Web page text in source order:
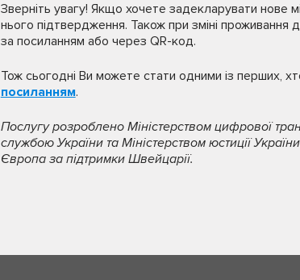
Зверніть увагу! Якщо хочете задекларувати нове
нього підтвердження. Також при зміні
за посиланням або через QR-код.
Тож сьогодні Ви можете стати одними із перших,
посиланням.
Послугу розроблено Міністерством цифрової
службою України та Міністерством юстиції
Європа за підтримки Швейцарії.